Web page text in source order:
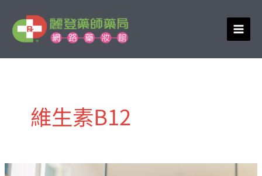
維生素B12